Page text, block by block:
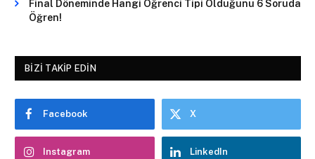
Final Döneminde Hangi Öğrenci Tipi Olduğunu 6 Soruda
Öğren!
BIZI TAKIP EDIN
Facebook X
Instagram LinkedIn